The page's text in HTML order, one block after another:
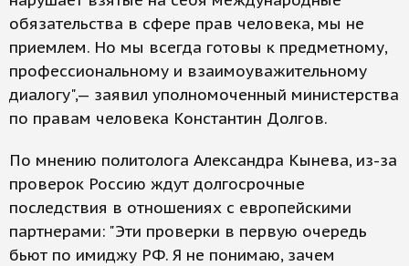
обязательства в сфере прав человека, мы не
приемлем. Но мы всегда готовы к предметному,
профессиональному и взаимоуважительному
диалогу",— заявил уполномоченный министерства
по правам человека Константин Долгов.
По мнению политолога Александра Кынева, из-за
проверок Россию ждут долгосрочные
последствия в отношениях с европейскими
партнерами: "Эти проверки в первую очередь
бьют по имиджу РФ. Я не понимаю, зачем